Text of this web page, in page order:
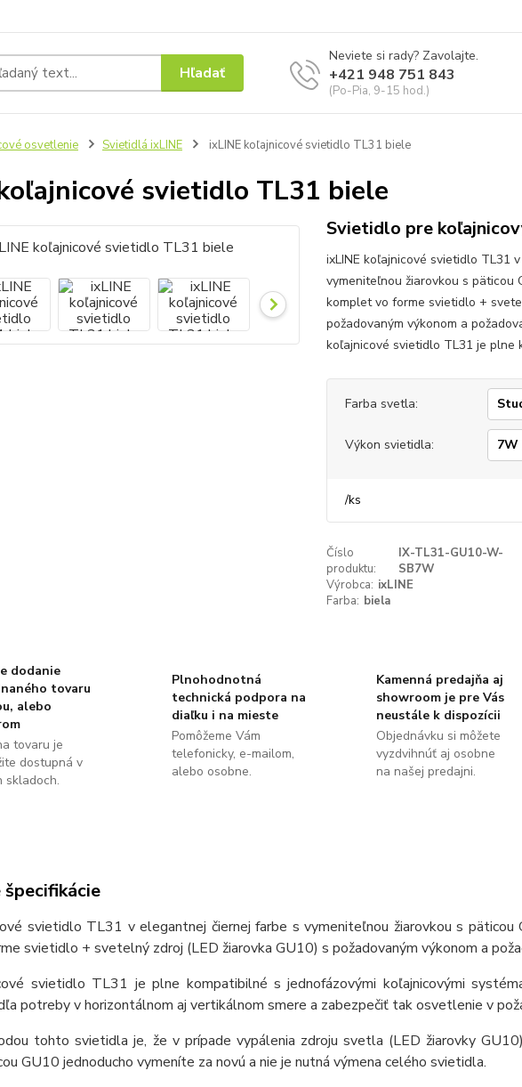
Hľadať
Neviete si rady? Zavolajte.
+421 948 751 843
(Po-Pia, 9-15 hod.)
osvetlenie Svietidlá ixLINE ixLINE koľajnicové svietidlo TL31 biele
svietidlo TL31 biele
Svietidlo pre
ixLINE koľajnicové svietidlo TL31
vymeniteľnou žiarovkou s päticou
komplet vo forme svietidlo +
požadovaným výkonom a
koľajnicové svietidlo TL31 je plne
Farba svetla:
Výkon svietidla:
/ks
Číslo
produktu:
IX-TL31-GU10-W-
SB7W
Výrobca: ixLINE
Farba: biela
dodanie
tovaru
alebo
tovaru je
dostupná v
skladoch.
Plnohodnotná
technická podpora na
diaľku i na mieste
Pomôžeme Vám
telefonicky, e-mailom,
alebo osobne.
Kamenná predajňa aj
showroom je pre Vás
neustále k dispozícii
Objednávku si môžete
vyzdvihnúť aj osobne
na našej predajni.
svietidlo TL31 v elegantnej čiernej farbe s vymeniteľnou žiarovkou s päticou
svietidlo + svetelný zdroj (LED žiarovka GU10) s požadovaným výkonom a
svietidlo TL31 je plne kompatibilné s jednofázovými koľajnicovými
potreby v horizontálnom aj vertikálnom smere a zabezpečiť tak osvetlenie v
tohto svietidla je, že v prípade vypálenia zdroju svetla (LED žiarovky
GU10 jednoducho vymeníte za novú a nie je nutná výmena celého svietidla.